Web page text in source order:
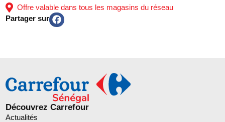
Offre valable dans tous les magasins du réseau
Partager sur
Découvrez Carrefour
Actualités